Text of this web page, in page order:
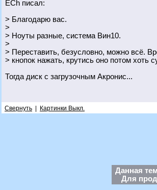
ECh писал:
> Благодарю вас.
>
> Ноуты разные, система Вин10.
>
> Переставить, безусловно, можно всё.
> кнопок нажать, крутись оно потом хоть
Тогда диск с загрузочным Акронис...
Свернуть Картинки Выкл.
Данная
Для